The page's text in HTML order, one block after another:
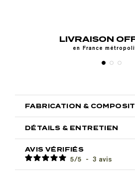
LIVRAISON OFFERTE
en France métropolitaine
FABRICATION &
DÉTAILS & ENTRETIEN
AVIS VÉRIFIÉS
5/5 - 3 avis